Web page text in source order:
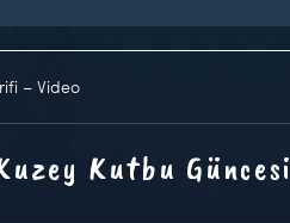
– Video
Kutbu Güncesi